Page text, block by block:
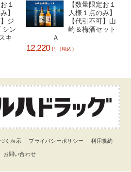
１
】
ジ
シン
キ
【数量限定お１
人様１点のみ】
【代引不可】山
崎＆梅酒セット
Ａ
12,220 円（税込）
く表示 プライバシーポリシー 利用規約
お問い合わせ